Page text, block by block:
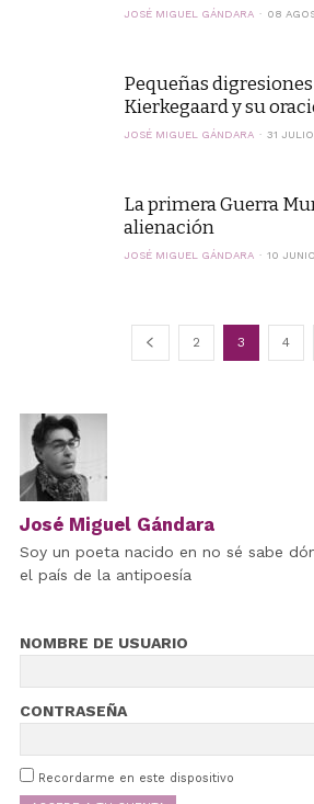
JOSÉ MIGUEL GÁNDARA 08
Pequeñas
Kierkegaard y su
JOSÉ MIGUEL GÁNDARA 31
La primera Guerra
alienación
JOSÉ MIGUEL GÁNDARA 10
2 3 4
José Miguel Gándara
Soy un poeta nacido en no sé sabe
el país de la antipoesía
NOMBRE DE USUARIO
CONTRASEÑA
Recordarme en este dispositivo